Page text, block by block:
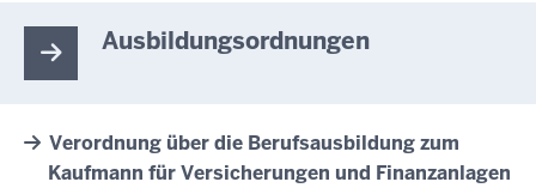
Ausbildungsordnungen
Verordnung über die Berufsausbildung zum
Kaufmann für Versicherungen und Finanzanlagen